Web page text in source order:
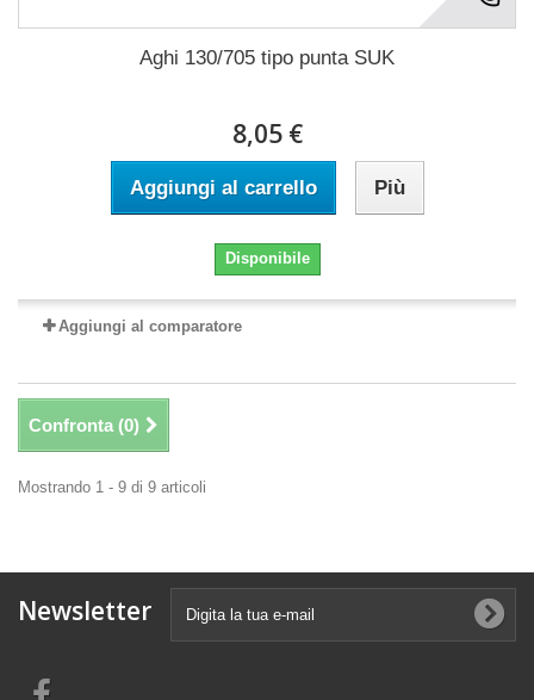
Aghi 130/705 tipo punta SUK
8,05 €
Aggiungi al carrello Più
Disponibile
Aggiungi al comparatore
Confronta (0)
Mostrando 1 - 9 di 9 articoli
Newsletter